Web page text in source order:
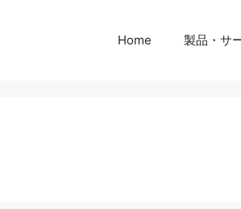
Home 製品・サ